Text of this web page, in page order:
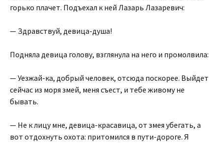
горько плачет. Подъехал к ней Лазарь Лазаревич:
— Здравствуй, девица-душа!
Подняла девица голову, взглянула на него и промолвила:
— Уезжай-ка, добрый человек, отсюда поскорее. Выйдет
сейчас из моря змей, меня съест, и тебе живому не
бывать.
— Не к лицу мне, девица-красавица, от змея убегать, а
вот отдохнуть охота: притомился в пути-дороге. Я